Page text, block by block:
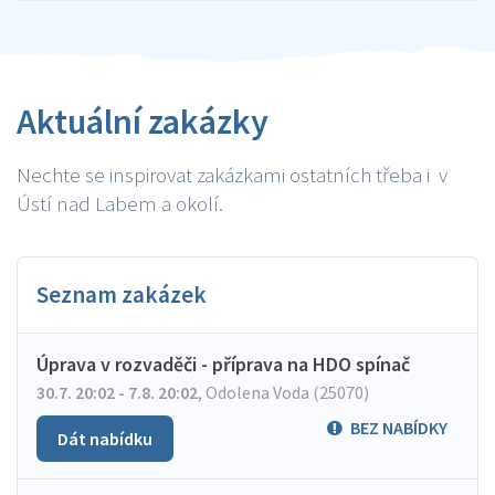
Aktuální zakázky
Nechte se inspirovat zakázkami ostatních třeba i v
Ústí nad Labem a okolí.
Seznam zakázek
Úprava v rozvaděči - příprava na HDO spínač
30.7. 20:02 - 7.8. 20:02, Odolena Voda (25070)
BEZ NABÍDKY
Dát nabídku